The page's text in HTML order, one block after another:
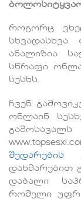
როგორც
ანალიზია
სწრაფი
სესხს.
ჩვენ
ონლაინ
შედარების
დახმარებით
დაბალი
რომელი